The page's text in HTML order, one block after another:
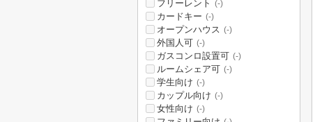
フリーレント (-)
カードキー (-)
オープンハウス (-)
外国人可 (-)
ガスコンロ設置可 (-)
ルームシェア可 (-)
学生向け (-)
カップル向け (-)
女性向け (-)